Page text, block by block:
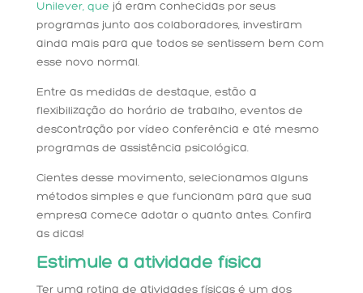
Unilever, que já eram conhecidas por seus
programas junto aos colaboradores, investiram
ainda mais para que todos se sentissem bem com
esse novo normal.
Entre as medidas de destaque, estão a
flexibilização do horário de trabalho, eventos de
descontração por vídeo conferência e até mesmo
programas de assistência psicológica.
Cientes desse movimento, selecionamos alguns
métodos simples e que funcionam para que sua
empresa comece adotar o quanto antes. Confira
as dicas!
Estimule a atividade física
Ter uma rotina de atividades físicas é um dos